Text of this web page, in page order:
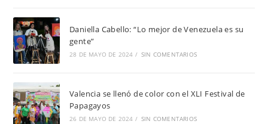
Daniella Cabello: “Lo mejor de Venezuela es su
gente”
28 DE MAYO DE 2024 / SIN COMENTARIOS
Valencia se llenó de color con el XLI Festival de
Papagayos
26 DE MAYO DE 2024 / SIN COMENTARIOS